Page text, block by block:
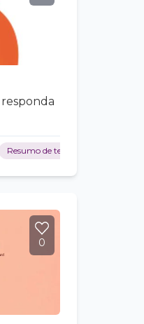
responda
Resumo de texto
0